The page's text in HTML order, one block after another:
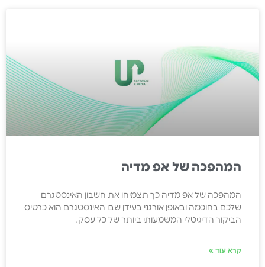
המהפכה של אפ מדיה
המהפכה של אפ מדיה כך תצמיחו את חשבון האינסטגרם
שלכם בחוכמה ובאופן אורגני בעידן שבו האינסטגרם הוא כרטיס
הביקור הדיגיטלי המשמעותי ביותר של כל עסק,
קרא עוד »